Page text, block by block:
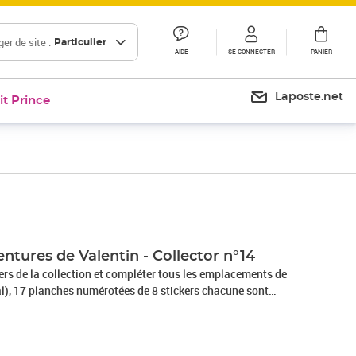
de site : Particulier
AIDE SE CONNECTER PANIER
Prince Laposte.net
de Valentin - Collector n°14
de la collection et compléter tous les emplacements de
17 planches numérotées de 8 stickers chacune sont
À collectionner semaine après semaine ou d'un